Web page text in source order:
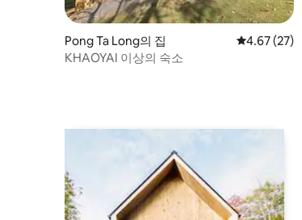
Pong Ta Long의 집 평점 4.67점
4.67 (27)
KHAOYAI 이상의 숙소